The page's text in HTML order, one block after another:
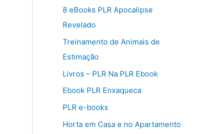
8 eBooks PLR Apocalipse
Revelado
Treinamento de Animais de
Estimação
Livros – PLR Na PLR Ebook
Ebook PLR Enxaqueca
PLR e-books
Horta em Casa e no Apartamento